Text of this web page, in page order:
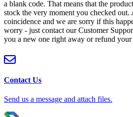
a blank code. That means that the
stock the very moment you checked out.
coincidence and we are sorry if this
worry - just contact our Customer
you a new one right away or refund your
Contact Us
Send us a message and attach files.